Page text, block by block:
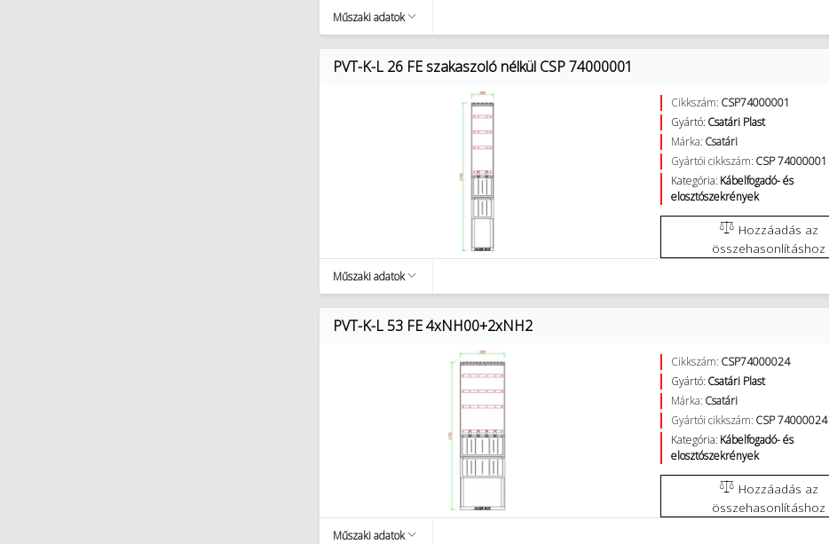
Műszaki adatok
PVT-K-L 26 FE szakaszoló nélkül CSP 74000001
Cikkszám: CSP74000001
Gyártó: Csatári Plast
Márka: Csatári
Gyártói cikkszám: CSP 74000001
Kategória: Kábelfogadó- és
elosztószekrények
összehasonlításhoz
Műszaki adatok
PVT-K-L 53 FE 4xNH00+2xNH2
Cikkszám: CSP74000024
Gyártó: Csatári Plast
Márka: Csatári
Gyártói cikkszám: CSP 74000024
Kategória: Kábelfogadó- és
elosztószekrények
összehasonlításhoz
Műszaki adatok